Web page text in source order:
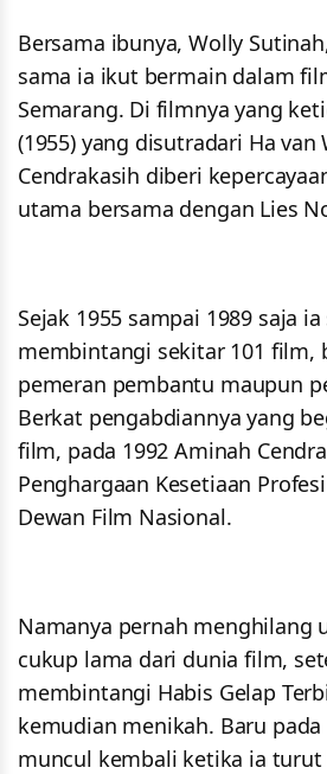
Bersama ibunya, Wolly
sama ia ikut bermain dalam
Semarang. Di filmnya yang
(1955) yang disutradari Ha van
Cendrakasih diberi
utama bersama dengan Lies
Sejak 1955 sampai 1989 saja
membintangi sekitar 101 film,
pemeran pembantu maupun
Berkat pengabdiannya yang
film, pada 1992 Aminah
Penghargaan Kesetiaan
Dewan Film Nasional.
Namanya pernah menghilang
cukup lama dari dunia film,
membintangi Habis Gelap
kemudian menikah. Baru pada
muncul kembali ketika ia